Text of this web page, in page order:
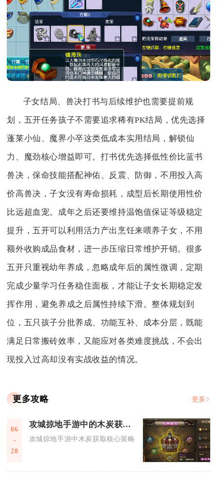
子女结局、兽决打书与后续维护也需要提前规
划，五开任务孩子不需要追求稀有PK结局，优先选择
蓬莱小仙、魔界小卒这类低成本实用结局，解锁仙
力、魔劲核心增益即可。打书优先选择低性价比蓝书
兽决，保命技能搭配神佑、反震、防御，不用投入高
价高兽决，子女没有寿命损耗，成型后长期使用性价
比远超血宠。成年之后还要维持温饱值保证等级稳定
提升，五开可以利用活力产出烹饪来喂养子女，不用
额外收购成品食材，进一步压缩日常维护开销。很多
五开只重视幼年养成，忽略成年后的属性微调，定期
完成少量学习任务稳住面板，才能让子女长期稳定发
挥作用，避免养成之后属性持续下滑。整体规划到
位，五只孩子分批养成、功能互补、成本分层，既能
满足日常搬砖效率，又能应对各类难度挑战，不会出
现投入过高却没有实战收益的情况。
更多攻略 更多>
06
28
攻城掠地手游中的木炭获取策略有哪些
攻城掠地手游中木炭获取核心策略为：主城建筑稳定产出、